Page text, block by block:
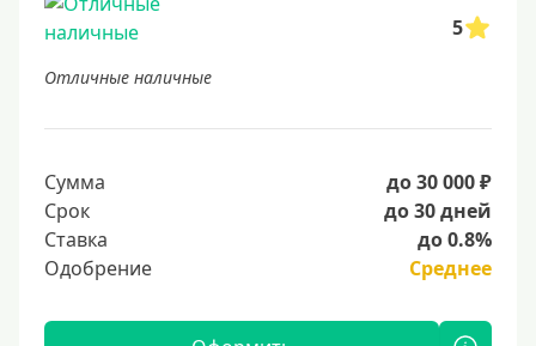
5
Отличные наличные
Сумма
до 30 000 ₽
Срок
до 30 дней
Ставка
до 0.8%
Одобрение
Среднее